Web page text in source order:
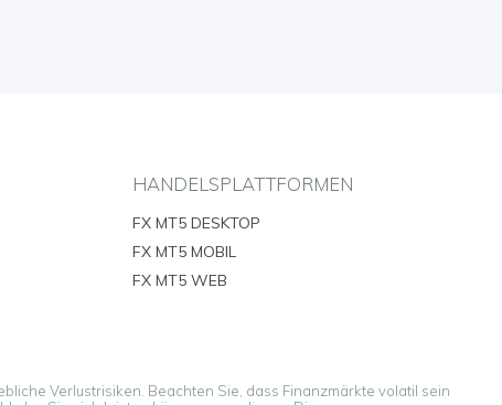
HANDELSPLATTFORMEN
FX MT5 DESKTOP
FX MT5 MOBIL
FX MT5 WEB
Verlustrisiken. Beachten Sie, dass Finanzmärkte volatil sein